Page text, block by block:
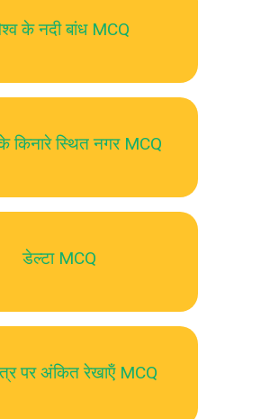
के नदी बांध MCQ
किनारे स्थित नगर MCQ
डेल्टा MCQ
पर अंकित रेखाऍं MCQ